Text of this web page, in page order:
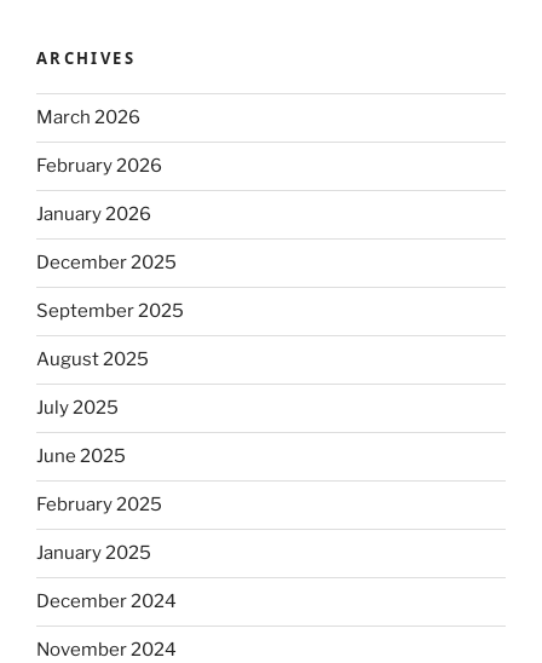
ARCHIVES
March 2026
February 2026
January 2026
December 2025
September 2025
August 2025
July 2025
June 2025
February 2025
January 2025
December 2024
November 2024